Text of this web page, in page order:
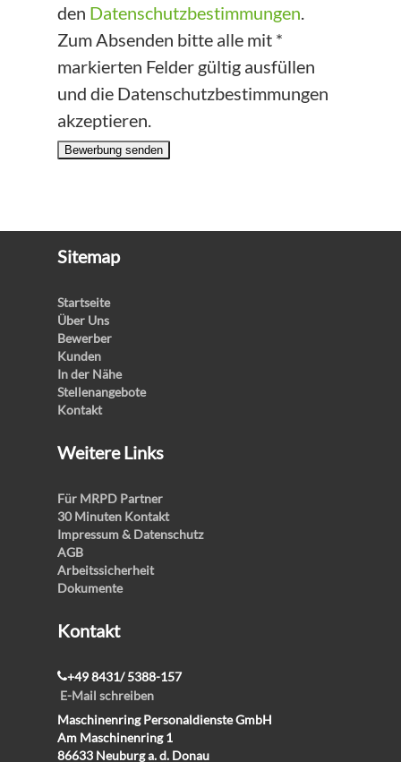
den Datenschutzbestimmungen
Zum Absenden bitte alle mit *
markierten Felder gültig ausfüllen
und die Datenschutzbestimmungen
akzeptieren.
Bewerbung senden
Sitemap
Startseite
Über Uns
Bewerber
Kunden
In der Nähe
Stellenangebote
Kontakt
Weitere Links
Für MRPD Partner
30 Minuten Kontakt
Impressum & Datenschutz
AGB
Arbeitssicherheit
Dokumente
Kontakt
+49 8431/ 5388-157
E-Mail schreiben
Maschinenring Personaldienste GmbH
Am Maschinenring 1
86633 Neuburg a. d. Donau